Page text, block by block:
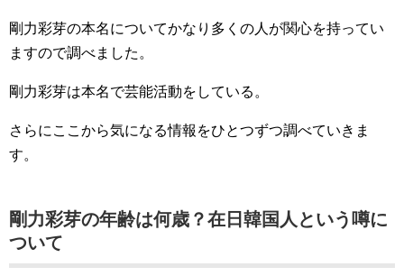
剛力彩芽の本名についてかなり多くの人が関心を持ってい
ますので調べました。
剛力彩芽は本名で芸能活動をしている。
さらにここから気になる情報をひとつずつ調べていきま
す。
剛力彩芽の年齢は何歳？在日韓国人という噂に
ついて